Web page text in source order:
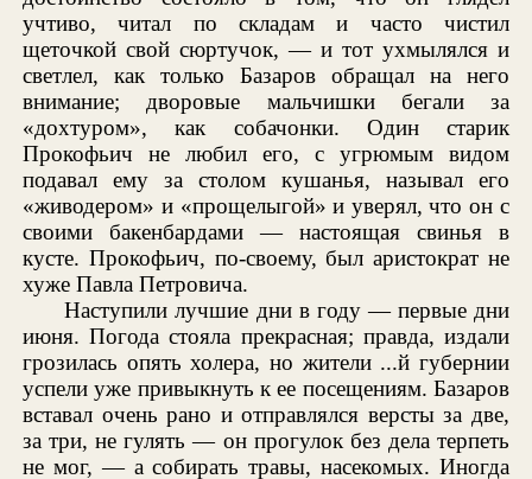
учтиво, читал по складам и часто чистил
щеточкой свой сюртучок, — и тот ухмылялся и
светлел, как только Базаров обращал на него
внимание; дворовые мальчишки бегали за
«дохтуром», как собачонки. Один старик
Прокофьич не любил его, с угрюмым видом
подавал ему за столом кушанья, называл его
«живодером» и «прощелыгой» и уверял, что он с
своими бакенбардами — настоящая свинья в
кусте. Прокофьич, по-своему, был аристократ не
хуже Павла Петровича.
Наступили лучшие дни в году — первые дни
июня. Погода стояла прекрасная; правда, издали
грозилась опять холера, но жители ...й губернии
успели уже привыкнуть к ее посещениям. Базаров
вставал очень рано и отправлялся версты за две,
за три, не гулять — он прогулок без дела терпеть
не мог, — а собирать травы, насекомых. Иногда